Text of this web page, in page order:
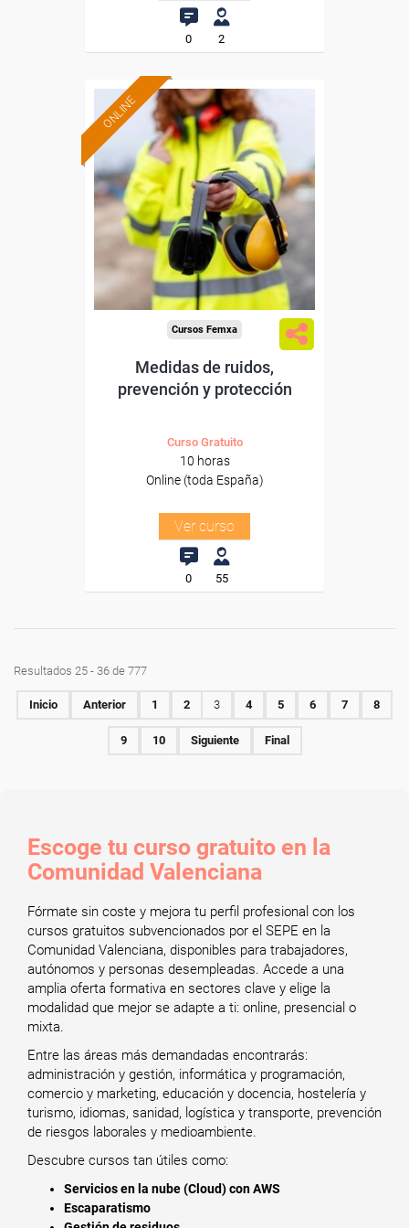
0 2
ONLINE
Formación 100%
subvencionada.
Para desempleados,
trabajadores y autónomos.
Sector
-Construcción e industrias
Extractivas.
Cursos Femxa
Medidas de ruidos,
prevención y protección
Curso Gratuito
10 horas
Online (toda España)
Ver curso
0 55
Resultados 25 - 36 de 777
Inicio Anterior 1 2 3 4 5 6 7 8
9 10 Siguiente Final
Escoge tu curso gratuito en la
Comunidad Valenciana
Fórmate sin coste y mejora tu perfil profesional con los
cursos gratuitos subvencionados por el SEPE en la
Comunidad Valenciana, disponibles para trabajadores,
autónomos y personas desempleadas. Accede a una
amplia oferta formativa en sectores clave y elige la
modalidad que mejor se adapte a ti: online, presencial o
mixta.
Entre las áreas más demandadas encontrarás:
administración y gestión, informática y programación,
comercio y marketing, educación y docencia, hostelería y
turismo, idiomas, sanidad, logística y transporte, prevención
de riesgos laborales y medioambiente.
Descubre cursos tan útiles como:
Servicios en la nube (Cloud) con AWS
Escaparatismo